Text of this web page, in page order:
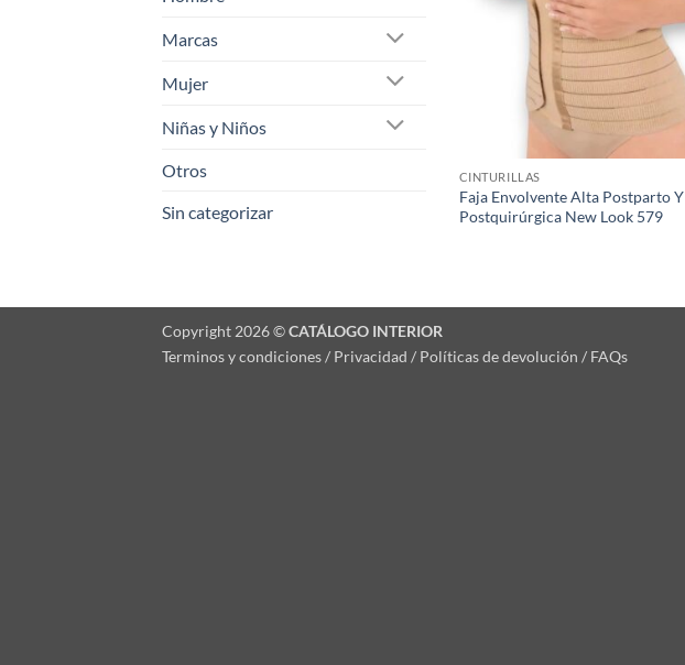
Marcas
Mujer
Niñas y Niños
Otros
Sin categorizar
CINTURILLAS
Faja Envolvente Alta Postparto Y
Postquirúrgica New Look 579
Copyright 2026 ©CATÁLOGO INTERIOR
Terminos y condiciones / Privacidad / Políticas de devolución / FAQs